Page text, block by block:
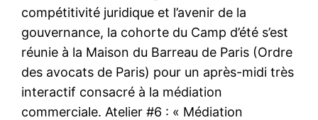
compétitivité juridique et l’avenir de la
gouvernance, la cohorte du Camp d’été s’est
réunie à la Maison du Barreau de Paris (Ordre
des avocats de Paris) pour un après-midi très
interactif consacré à la médiation
commerciale. Atelier #6 : « Médiation